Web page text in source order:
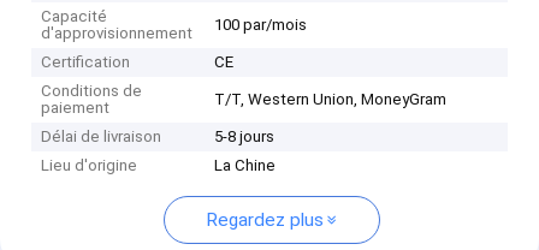
Capacité
d'approvisionnement
100 par/mois
Certification
CE
Conditions de
paiement
T/T, Western Union, MoneyGram
Délai de livraison
5-8 jours
Lieu d'origine
La Chine
Regardez plus